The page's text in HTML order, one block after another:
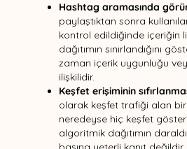
Hashtag aramasında
paylaştıktan sonra
kontrol edildiğinde içeriğin
dağıtımın sınırlandığını
zaman içerik uygunluğu
ilişkilidir.
Keşfet erişiminin
olarak keşfet trafiği alan bir
neredeyse hiç keşfet
algoritmik dağıtımın